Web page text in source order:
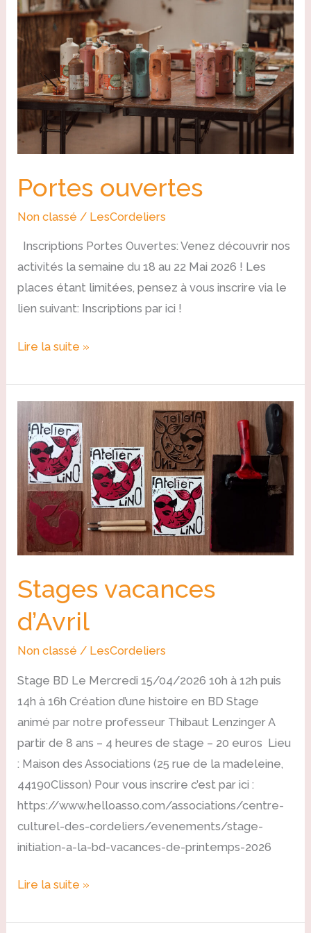
Portes ouvertes
Non classé / LesCordeliers
Inscriptions Portes Ouvertes: Venez découvrir nos
activités la semaine du 18 au 22 Mai 2026 ! Les
places étant limitées, pensez à vous inscrire via le
lien suivant: Inscriptions par ici !
Lire la suite »
Stages vacances
d’Avril
Non classé / LesCordeliers
Stage BD Le Mercredi 15/04/2026 10h à 12h puis
14h à 16h Création d’une histoire en BD Stage
animé par notre professeur Thibaut Lenzinger A
partir de 8 ans – 4 heures de stage – 20 euros Lieu
: Maison des Associations (25 rue de la madeleine,
44190Clisson) Pour vous inscrire c’est par ici :
https://www.helloasso.com/associations/centre-
culturel-des-cordeliers/evenements/stage-
initiation-a-la-bd-vacances-de-printemps-2026
vacances
d’Avril
Lire la suite »